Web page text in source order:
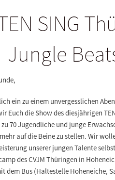
SING
Jungle
ein zu einem unvergesslichen
Euch die Show des diesjährigen
70 Jugendliche und junge
auf die Beine zu stellen. Wir
unserer jungen Talente
des CVJM Thüringen in
dem Bus (Haltestelle Hoheneiche,